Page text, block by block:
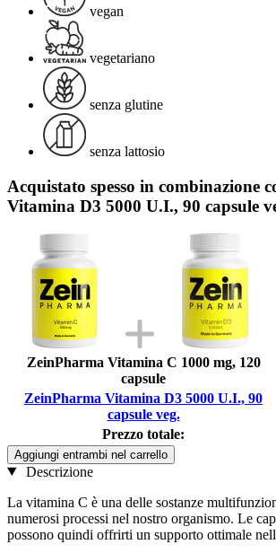
vegan
vegetariano
senza glutine
senza lattosio
Acquistato spesso in combinazione
Vitamina D3 5000 U.I., 90 capsule
ZeinPharma Vitamina C 1000 mg, 120
capsule
ZeinPharma Vitamina D3 5000 U.I., 90
capsule veg.
Prezzo totale:
Aggiungi entrambi nel carrello
Descrizione
La vitamina C è una delle sostanze
numerosi processi nel nostro organismo. Le
possono quindi offrirti un supporto ottimale